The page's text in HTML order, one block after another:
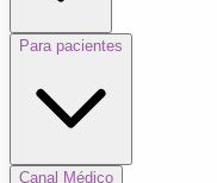
Para pacientes
Canal Médico